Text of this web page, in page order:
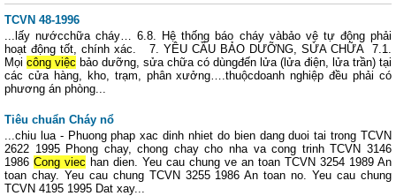
TCVN 48-1996
...lấy nướcchữa cháy… 6.8. Hệ thống báo cháy vàbảo vệ tự động phải
hoạt động tốt, chính xác. 7. YÊU CẦU BẢO DƯỠNG, SỬA CHỮA 7.1.
Mọi công việc bảo dưỡng, sửa chữa có dùngđến lửa (lửa điện, lửa trần) tại
các cửa hàng, kho, trạm, phân xưởng….thuộcdoanh nghiệp đều phải có
phương án phòng...
Tiêu chuẩn Cháy nổ
...chiu lua - Phuong phap xac dinh nhiet do bien dang duoi tai trong TCVN
2622 1995 Phong chay, chong chay cho nha va cong trinh TCVN 3146
1986 Cong viec han dien. Yeu cau chung ve an toan TCVN 3254 1989 An
toan chay. Yeu cau chung TCVN 3255 1986 An toan no. Yeu cau chung
TCVN 4195 1995 Dat xay...